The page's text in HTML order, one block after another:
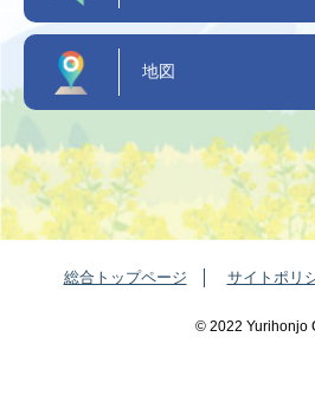
地図
総合トップページ サイトポリ
©️ 2022 Yurihonjo